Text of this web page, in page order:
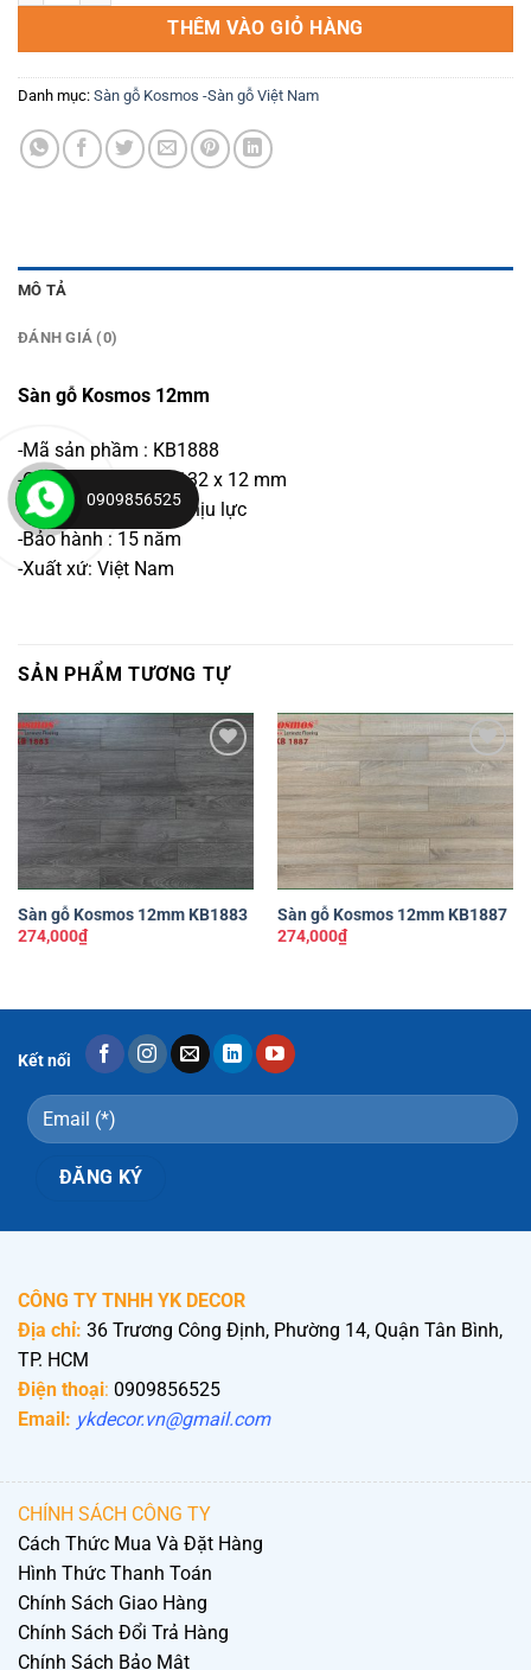
THÊM VÀO GIỎ HÀNG
Danh mục: Sàn gỗ Kosmos -Sàn gỗ Việt Nam
MÔ TẢ
ĐÁNH GIÁ (0)
Sàn gỗ Kosmos 12mm
-Mã sản phầm : KB1888
-Quy cách : 1223 x 132 x 12 mm
-Phiên bản : 12mm chịu lực
-Bảo hành : 15 năm
-Xuất xứ: Việt Nam
SẢN PHẨM TƯƠNG TỰ
Yêu
thích
Sàn gỗ Kosmos 12mm KB1883
274,000₫
Yêu
thích
Sàn gỗ Kosmos 12mm KB1887
274,000₫
Kết nối
CÔNG TY TNHH YK DECOR
Địa chỉ: 36 Trương Công Định, Phường 14, Quận Tân Bình,
TP. HCM
Điện thoại: 0909856525
Email: ykdecor.vn@gmail.com
CHÍNH SÁCH CÔNG TY
Cách Thức Mua Và Đặt Hàng
Hình Thức Thanh Toán
Chính Sách Giao Hàng
Chính Sách Đổi Trả Hàng
Chính Sách Bảo Mật
0909856525